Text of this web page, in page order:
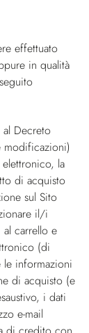
effettuato
in qualità
Decreto
modificazioni)
la
di acquisto
sul Sito
il/i
carrello e
(di
informazioni
di acquisto (e
i dati
e-mail